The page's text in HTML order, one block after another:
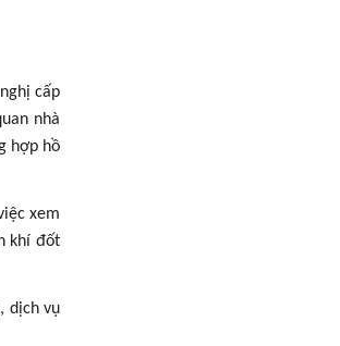
cấp
nhà
hợp hồ
xem
khí đốt
dịch vụ